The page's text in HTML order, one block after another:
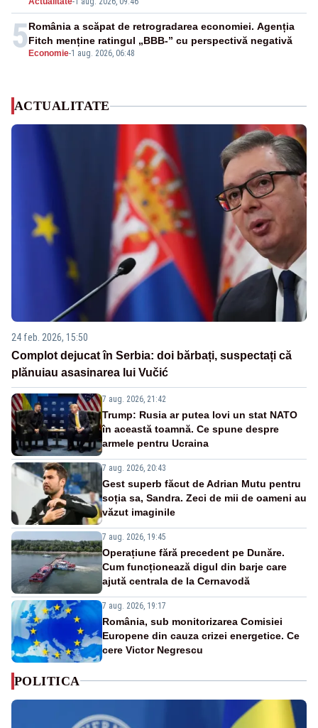
5 Economie-1 aug. 2026, 06:48
România a scăpat de retrogradarea economiei. Agenția
Fitch menține ratingul „BBB-” cu perspectivă negativă
ACTUALITATE
24 feb. 2026, 15:50
Complot dejucat în Serbia: doi bărbați, suspectați că
plănuiau asasinarea lui Vučić
7 aug. 2026, 21:42
Trump: Rusia ar putea lovi un stat NATO
în această toamnă. Ce spune despre
armele pentru Ucraina
7 aug. 2026, 20:43
Gest superb făcut de Adrian Mutu pentru
soția sa, Sandra. Zeci de mii de oameni au
văzut imaginile
7 aug. 2026, 19:45
Operațiune fără precedent pe Dunăre.
Cum funcționează digul din barje care
ajută centrala de la Cernavodă
7 aug. 2026, 19:17
România, sub monitorizarea Comisiei
Europene din cauza crizei energetice. Ce
cere Victor Negrescu
POLITICA